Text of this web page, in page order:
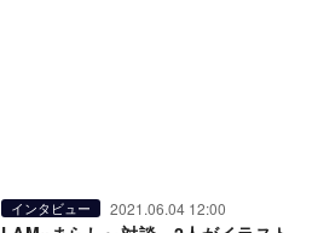
インタビュー 2021.06.04 12:00